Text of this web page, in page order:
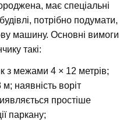
має спеціальні
потрібно подумати,
машину. Основні вимоги
такі:
з межами 4 × 12 метрів;
наявність воріт
простіше
паркану;